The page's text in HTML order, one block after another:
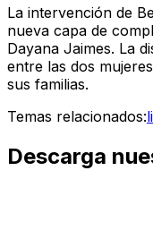
La intervención de
nueva capa de
Dayana Jaimes. La
entre las dos
sus familias.
Temas relacionados:
Descarga